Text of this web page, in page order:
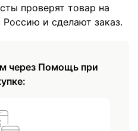
проверят товар на
и сделают заказ.
через Помощь при